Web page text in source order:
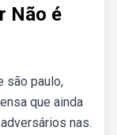
Não é
são paulo,
que ainda
nas.